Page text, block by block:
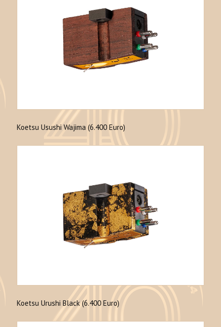
Koetsu Usushi Wajima (6.400 Euro)
Koetsu Urushi Black (6.400 Euro)